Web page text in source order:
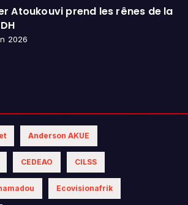
Atoukouvi prend les rênes de la
2026
Anderson AKUE
CEDEAO CILSS
Ecovisionafrik